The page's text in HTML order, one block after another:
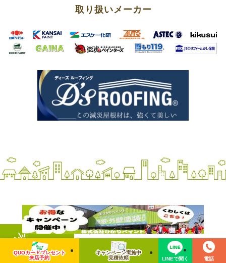
取り扱いメーカー
〒700-0956
岡山県岡山市南区当新田107-10
QUOカードプレセント
来店予約
キャンペーン実施中
見積依頼
LINEで聞く 電話